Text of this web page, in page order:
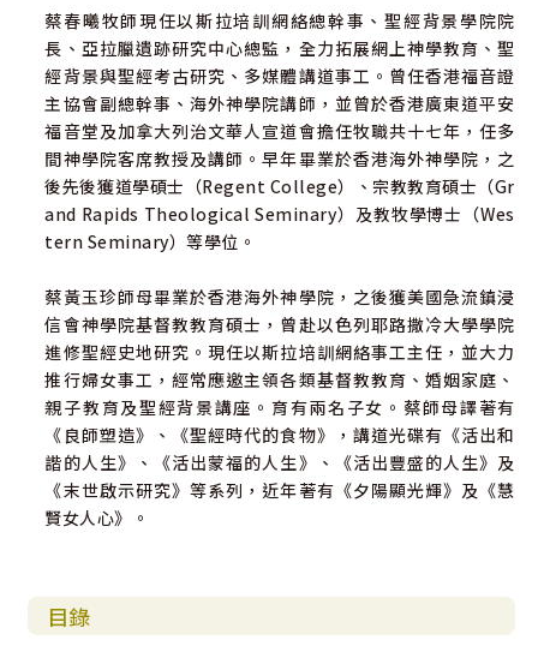
蔡春曦牧師現任以斯拉培訓網絡總幹事、聖經背景學院院
長、亞拉臘遺跡研究中心總監，全力拓展網上神學教育、聖
經背景與聖經考古研究、多媒體講道事工。曾任香港福音證
主協會副總幹事、海外神學院講師，並曾於香港廣東道平安
福音堂及加拿大列治文華人宣道會擔任牧職共十七年，任多
間神學院客席教授及講師。早年畢業於香港海外神學院，之
後先後獲道學碩士（Regent College）、宗教教育碩士（Gr
and Rapids Theological Seminary）及教牧學博士（Wes
tern Seminary）等學位。
蔡黃玉珍師母畢業於香港海外神學院，之後獲美國急流鎮浸
信會神學院基督教教育碩士，曾赴以色列耶路撒冷大學學院
進修聖經史地研究。現任以斯拉培訓網絡事工主任，並大力
推行婦女事工，經常應邀主領各類基督教教育、婚姻家庭、
親子教育及聖經背景講座。育有兩名子女。蔡師母譯著有
《良師塑造》、《聖經時代的食物》，講道光碟有《活出和
諧的人生》、《活出蒙福的人生》、《活出豐盛的人生》及
《末世啟示研究》等系列，近年著有《夕陽顯光輝》及《慧
賢女人心》。
目錄